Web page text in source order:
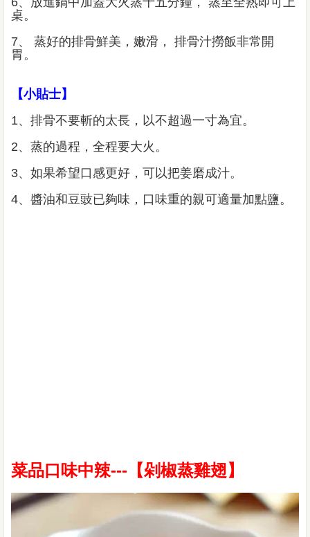
桌。
7、 蒸好的排骨鮮美，嫩滑， 排骨汁撈飯非常開
胃。
【小貼士】
1、排骨不要斬的太長，以不超過一寸為宜。
2、蒸的過程，全程要大火。
3、如果希望口感更好，可以把姜磨成汁。
4、醬油和豆豉已夠味，口味重的親可適量加點鹽。
菜品口味中辣---【剁椒蒸雞翅】